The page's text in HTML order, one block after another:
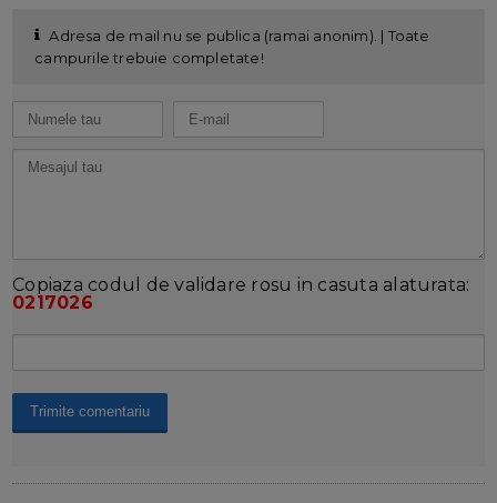
Adresa de mail nu se publica (ramai anonim). | Toate
campurile trebuie completate!
Copiaza codul de validare rosu in casuta alaturata:
0217026